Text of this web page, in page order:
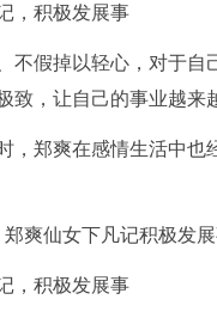
，积极发展事
不假掉以轻心，对于自
致，让自己的事业越来
，郑爽在感情生活中也
，积极发展事